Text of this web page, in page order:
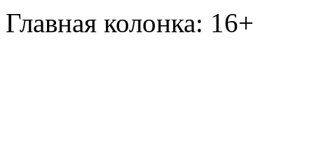
Главная колонка: 16+